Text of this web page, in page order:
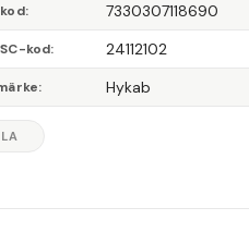
7330307118690
kod 24112102
Hykab